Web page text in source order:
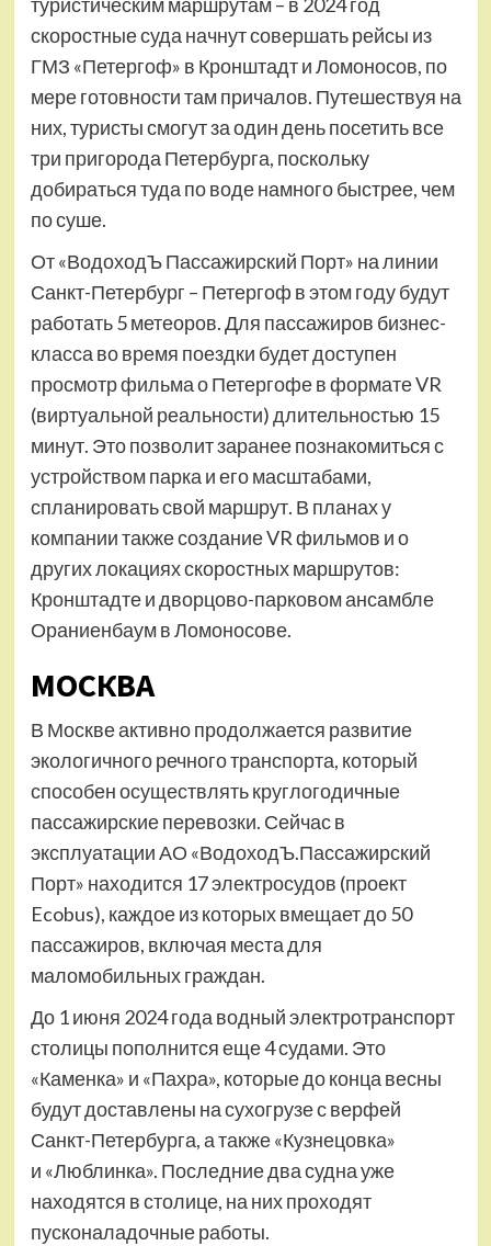
скоростные суда начнут совершать рейсы из
ГМЗ «Петергоф» в Кронштадт и Ломоносов, по
мере готовности там причалов. Путешествуя на
них, туристы смогут за один день посетить все
три пригорода Петербурга, поскольку
добираться туда по воде намного быстрее, чем
по суше.
От «ВодоходЪ Пассажирский Порт» на линии
Санкт-Петербург – Петергоф в этом году будут
работать 5 метеоров. Для пассажиров бизнес-
класса во время поездки будет доступен
просмотр фильма о Петергофе в формате VR
(виртуальной реальности) длительностью 15
минут. Это позволит заранее познакомиться с
устройством парка и его масштабами,
спланировать свой маршрут. В планах у
компании также создание VR фильмов и о
других локациях скоростных маршрутов:
Кронштадте и дворцово-парковом ансамбле
Ораниенбаум в Ломоносове.
МОСКВА
В Москве активно продолжается развитие
экологичного речного транспорта, который
способен осуществлять круглогодичные
пассажирские перевозки. Сейчас в
эксплуатации АО «ВодоходЪ.Пассажирский
Порт» находится 17 электросудов (проект
Ecobus), каждое из которых вмещает до 50
пассажиров, включая места для
маломобильных граждан.
До 1 июня 2024 года водный электротранспорт
столицы пополнится еще 4 судами. Это
«Каменка» и «Пахра», которые до конца весны
будут доставлены на сухогрузе с верфей
Санкт-Петербурга, а также «Кузнецовка»
и «Люблинка». Последние два судна уже
находятся в столице, на них проходят
пусконаладочные работы.